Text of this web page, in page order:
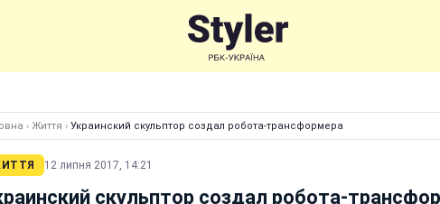
› Життя › Украинский скульптор создал робота-трансформера
12 липня 2017, 14:21
скульптор создал робота-